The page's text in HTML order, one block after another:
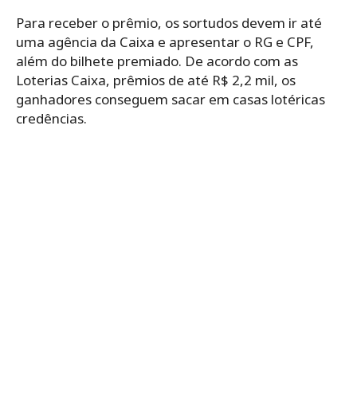
Para receber o prêmio, os sortudos devem ir até
uma agência da Caixa e apresentar o RG e CPF,
além do bilhete premiado. De acordo com as
Loterias Caixa, prêmios de até R$ 2,2 mil, os
ganhadores conseguem sacar em casas lotéricas
credências.